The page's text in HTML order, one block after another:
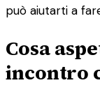
può aiutarti a
Cosa
incontro